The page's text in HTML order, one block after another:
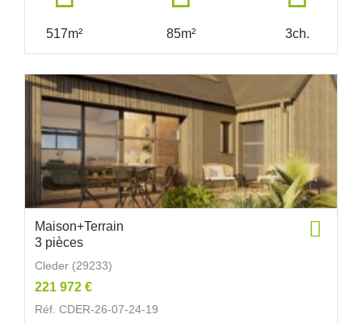
517m² 85m² 3ch.
Maison+Terrain
3 pièces
Cleder (29233)
221 972 €
Réf. CDER-26-07-24-19